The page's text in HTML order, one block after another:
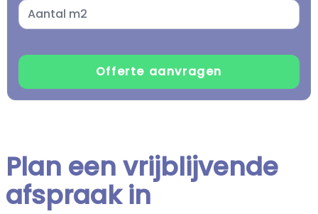
Plan een vrijblijvende
afspraak in